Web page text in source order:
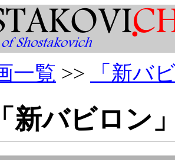
一覧 >> 「新バ
新バビロン